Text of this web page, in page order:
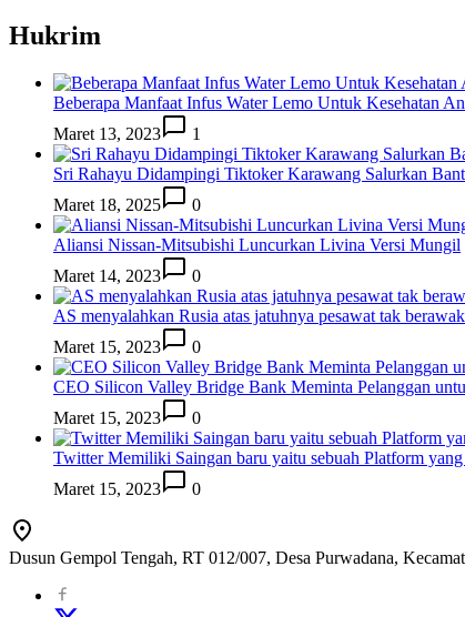
Hukrim
Beberapa Manfaat Infus Water Lemo Untuk Kesehatan
Maret 13, 2023
1
Sri Rahayu Didampingi Tiktoker Karawang Salurkan
Maret 18, 2025
0
Aliansi Nissan-Mitsubishi Luncurkan Livina Versi Mungil
Maret 14, 2023
0
AS menyalahkan Rusia atas jatuhnya pesawat tak
Maret 15, 2023
0
CEO Silicon Valley Bridge Bank Meminta Pelanggan
Maret 15, 2023
0
Twitter Memiliki Saingan baru yaitu sebuah Platform
Maret 15, 2023
0
Dusun Gempol Tengah, RT 012/007, Desa Purwadana,